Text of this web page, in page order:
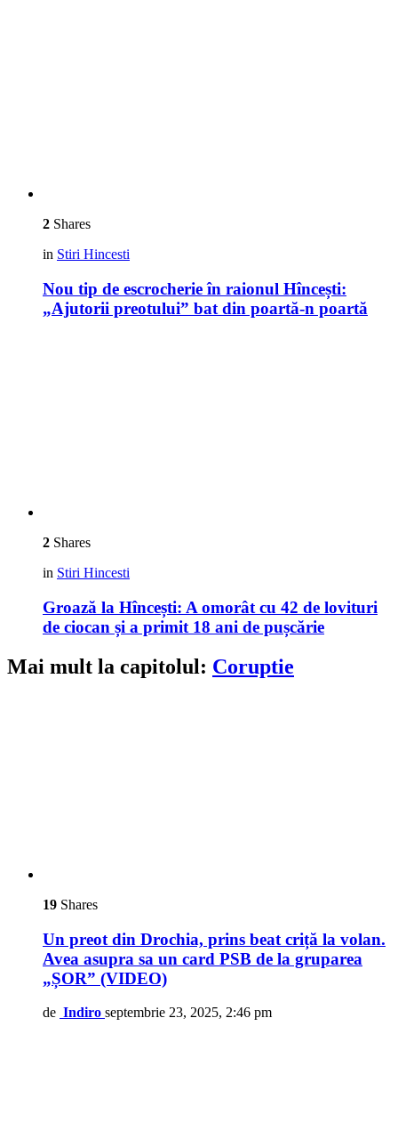
2 Shares
in Stiri Hincesti
Nou tip de escrocherie în raionul Hîncești:
„Ajutorii preotului” bat din poartă-n poartă
2 Shares
in Stiri Hincesti
Groază la Hîncești: A omorât cu 42 de lovituri
de ciocan și a primit 18 ani de pușcărie
Mai mult la capitolul: Coruptie
19 Shares
Un preot din Drochia, prins beat criță la volan.
Avea asupra sa un card PSB de la gruparea
„ȘOR” (VIDEO)
de Indiro septembrie 23, 2025, 2:46 pm